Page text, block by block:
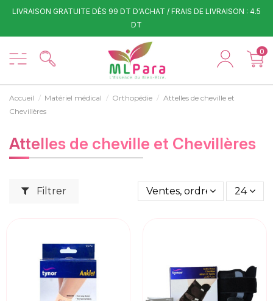
LIVRAISON GRATUITE DÈS 99 DT D'ACHAT / FRAIS DE LIVRAISON : 4.5
DT
0
Accueil Matériel médical Orthopédie
Attelles de cheville et
Chevillères
Attelles de cheville et Chevillères
Filtrer Ventes, ordre décroissant
24